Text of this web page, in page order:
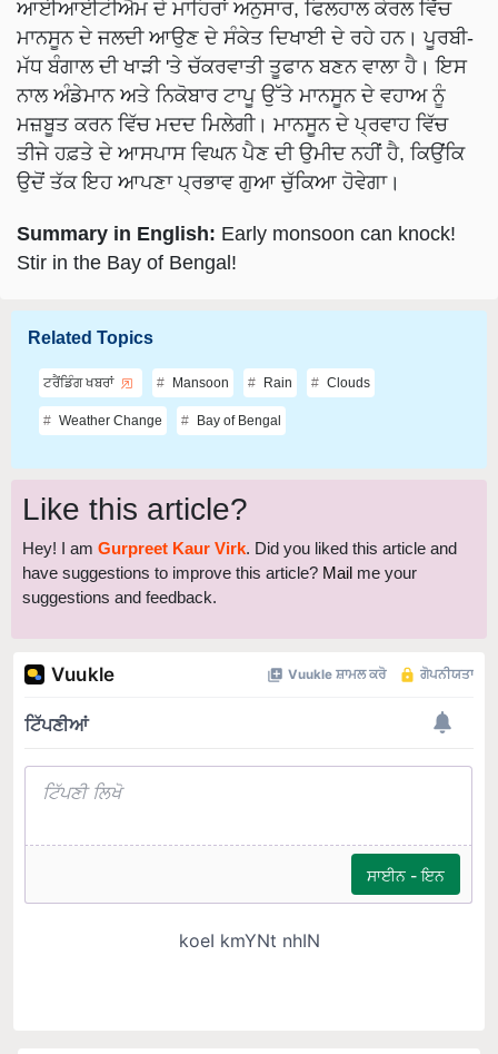
ਆਈਆਈਟੀਐਮ ਦੇ ਮਾਹਿਰਾਂ ਅਨੁਸਾਰ, ਫਿਲਹਾਲ ਕੇਰਲ ਵਿੱਚ
ਮਾਨਸੂਨ ਦੇ ਜਲਦੀ ਆਉਣ ਦੇ ਸੰਕੇਤ ਦਿਖਾਈ ਦੇ ਰਹੇ ਹਨ। ਪੂਰਬੀ-
ਮੱਧ ਬੰਗਾਲ ਦੀ ਖਾੜੀ 'ਤੇ ਚੱਕਰਵਾਤੀ ਤੂਫਾਨ ਬਣਨ ਵਾਲਾ ਹੈ। ਇਸ
ਨਾਲ ਅੰਡੇਮਾਨ ਅਤੇ ਨਿਕੋਬਾਰ ਟਾਪੂ ਉੱਤੇ ਮਾਨਸੂਨ ਦੇ ਵਹਾਅ ਨੂੰ
ਮਜ਼ਬੂਤ ਕਰਨ ਵਿੱਚ ਮਦਦ ਮਿਲੇਗੀ। ਮਾਨਸੂਨ ਦੇ ਪ੍ਰਵਾਹ ਵਿੱਚ
ਤੀਜੇ ਹਫ਼ਤੇ ਦੇ ਆਸਪਾਸ ਵਿਘਨ ਪੈਣ ਦੀ ਉਮੀਦ ਨਹੀਂ ਹੈ, ਕਿਉਂਕਿ
ਉਦੋਂ ਤੱਕ ਇਹ ਆਪਣਾ ਪ੍ਰਭਾਵ ਗੁਆ ਚੁੱਕਿਆ ਹੋਵੇਗਾ।
Summary in English: Early monsoon can knock!
Stir in the Bay of Bengal!
Related Topics
ਟਰੈਂਡਿੰਗ ਖਬਰਾਂ Mansoon Rain Clouds
Weather Change Bay of Bengal
Like this article?
Hey! I am Gurpreet Kaur Virk. Did you liked this article and
have suggestions to improve this article? Mail me your
suggestions and feedback.